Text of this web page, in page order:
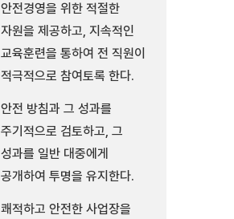
안전경영을 위한 적절한
자원을 제공하고, 지속적인
교육훈련을 통하여 전 직원이
적극적으로 참여토록 한다.
안전 방침과 그 성과를
주기적으로 검토하고, 그
성과를 일반 대중에게
공개하여 투명을 유지한다.
쾌적하고 안전한 사업장을